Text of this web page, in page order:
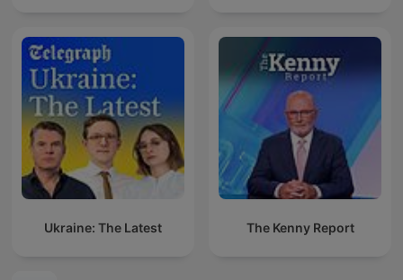
Ukraine: The Latest The Kenny Report